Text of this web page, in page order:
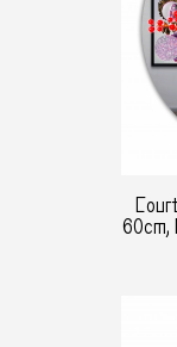
60cm,